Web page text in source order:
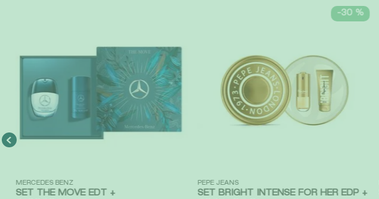
Vista rápida
MERCEDES BENZ
SET THE MOVE EDT +
-30 %
Vista rápida
PEPE JEANS
SET BRIGHT INTENSE FOR HER EDP +